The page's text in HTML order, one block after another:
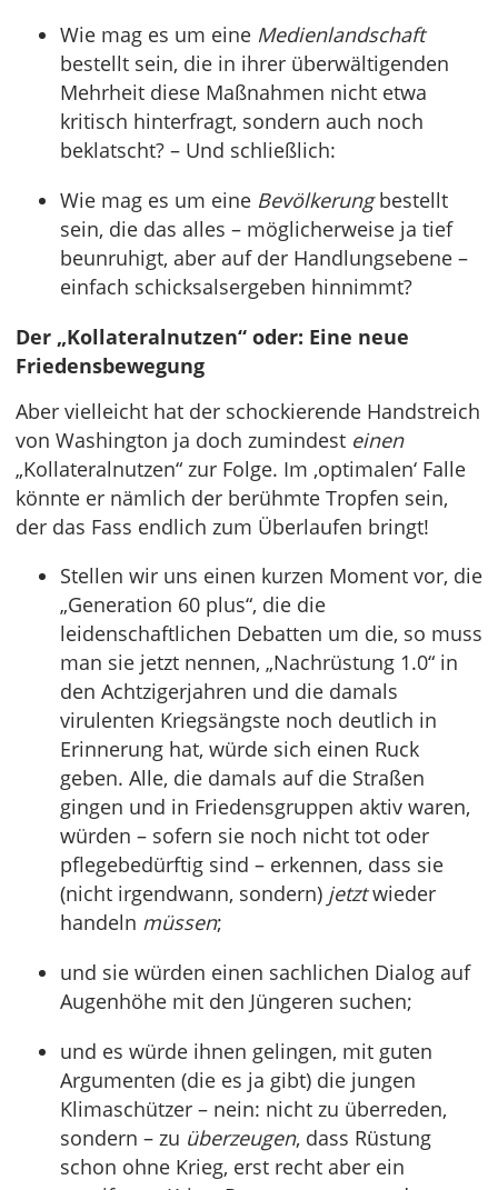
Wie mag es um eine Medienlandschaft
bestellt sein, die in ihrer überwältigenden
Mehrheit diese Maßnahmen nicht etwa
kritisch hinterfragt, sondern auch noch
beklatscht? – Und schließlich:
Wie mag es um eine Bevölkerungbestellt
sein, die das alles – möglicherweise ja tief
beunruhigt, aber auf der Handlungsebene –
einfach schicksalsergeben hinnimmt?
Der „Kollateralnutzen“ oder: Eine neue
Friedensbewegung
Aber vielleicht hat der schockierende Handstreich
von Washington ja doch zumindest einen
„Kollateralnutzen“ zur Folge. Im ‚optimalen‘ Falle
könnte er nämlich der berühmte Tropfen sein,
der das Fass endlich zum Überlaufen bringt!
Stellen wir uns einen kurzen Moment vor, die
„Generation 60 plus“, die die
leidenschaftlichen Debatten um die, so muss
man sie jetzt nennen, „Nachrüstung 1.0“ in
den Achtzigerjahren und die damals
virulenten Kriegsängste noch deutlich in
Erinnerung hat, würde sich einen Ruck
geben. Alle, die damals auf die Straßen
gingen und in Friedensgruppen aktiv waren,
würden – sofern sie noch nicht tot oder
pflegebedürftig sind – erkennen, dass sie
(nicht irgendwann, sondern) jetztwieder
handeln müssen;
und sie würden einen sachlichen Dialog auf
Augenhöhe mit den Jüngeren suchen;
und es würde ihnen gelingen, mit guten
Argumenten (die es ja gibt) die jungen
Klimaschützer – nein: nicht zu überreden,
sondern – zu überzeugen, dass Rüstung
schon ohne Krieg, erst recht aber ein